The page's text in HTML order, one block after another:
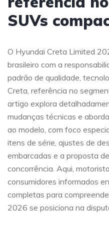
SUVs
O Hyundai Creta Limited
brasileiro com a
padrão de qualidade,
Creta, referência no
artigo explora
mudanças técnicas e
ao modelo, com foco
itens de série, ajustes de
embarcadas e a proposta
concorrência. Aqui,
consumidores informados
completas para
2026 se posiciona na